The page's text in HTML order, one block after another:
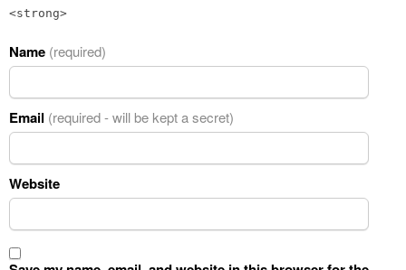
<strong>
Name (required)
Email (required - will be kept a secret)
Website